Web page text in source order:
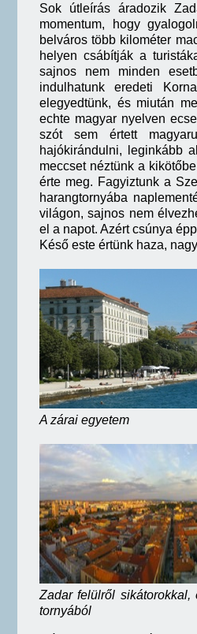
Sok útleírás áradozik
momentum, hogy
belváros több kilométer
helyen csábítják a
sajnos nem minden
indulhatunk eredeti
elegyedtünk, és miután
echte magyar nyelven
szót sem értett
hajókirándulni, leginkább
meccset néztünk a
érte meg. Fagyiztunk a
harangtornyába
világon, sajnos nem
el a napot. Azért csúnya
Késő este értünk haza,
A zárai
Zadar felülről
tornyából